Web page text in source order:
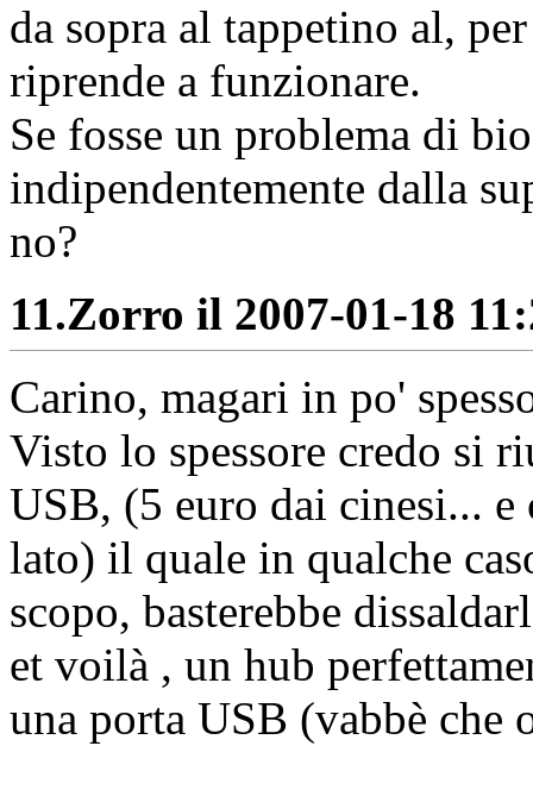
da sopra al tappetino al,
riprende a funzionare.
Se fosse un problema di
indipendentemente dalla
no?
11.Zorro il 2007-01-18
Carino, magari in po'
Visto lo spessore credo si
USB, (5 euro dai cinesi... e
lato) il quale in qualche
scopo, basterebbe
et voilà , un hub
una porta USB (vabbè che